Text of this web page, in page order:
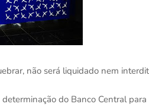
não será liquidado nem
do Banco Central